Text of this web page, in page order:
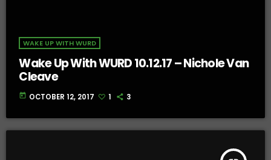
WAKE UP WITH WURD
Wake Up With WURD 10.12.17 – Nichole Van
Cleave
today OCTOBER 12, 2017 1 3